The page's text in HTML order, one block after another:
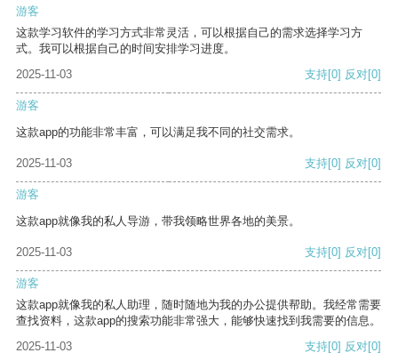
游客
这款学习软件的学习方式非常灵活，可以根据自己的需求选择学习方
式。我可以根据自己的时间安排学习进度。
2025-11-03
支持[0] 反对[0]
游客
这款app的功能非常丰富，可以满足我不同的社交需求。
2025-11-03 支持[0] 反对[0]
游客
这款app就像我的私人导游，带我领略世界各地的美景。
2025-11-03 支持[0] 反对[0]
游客
这款app就像我的私人助理，随时随地为我的办公提供帮助。我经常需要
查找资料，这款app的搜索功能非常强大，能够快速找到我需要的信息。
2025-11-03
支持[0] 反对[0]